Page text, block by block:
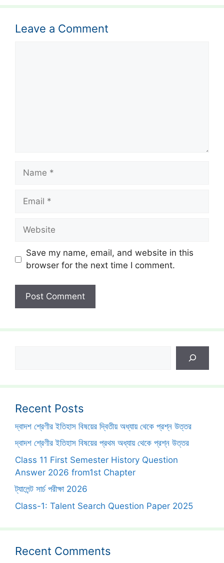
Leave a Comment
Name
Email
Website
Save my name, email, and website in this
browser for the next time I comment.
Recent Posts
দ্বাদশ শ্রেণীর ইতিহাস বিষয়ের দ্বিতীয় অধ্যায় থেকে প্রশ্ন উত্তর
দ্বাদশ শ্রেণীর ইতিহাস বিষয়ের প্রথম অধ্যায় থেকে প্রশ্ন উত্তর
Class 11 First Semester History Question
Answer 2026 from1st Chapter
ট্যালেন্ট সার্চ পরীক্ষা 2026
Class-1: Talent Search Question Paper 2025
Recent Comments